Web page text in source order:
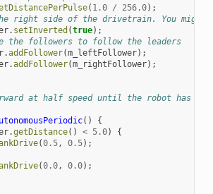
( 1.0 / 256.0);
right side of the drivetrain. You might
. setInverted (true);
the followers to follow the leaders
.addFollower(m_leftFollower);
.addFollower(m_rightFollower);
at half speed until the robot has
()
{
.getDistance() < 5.0)
{
(0.5, 0.5);
(0.0, 0.0);